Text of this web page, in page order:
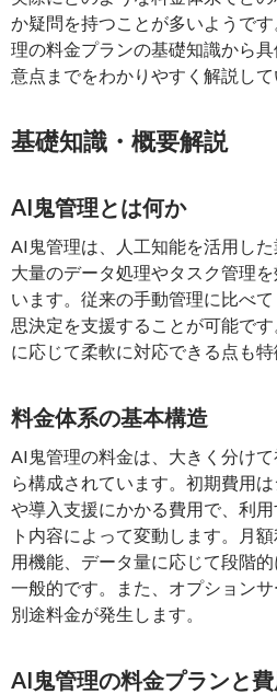
か疑問を持つことが多いようで
理の料金プランの基礎知識から
意点までをわかりやすく解説して
基礎知識・概要解説
AI鬼管理とは何か
AI鬼管理は、人工知能を活用し
大量のデータ処理やタスク管理
います。従来の手動管理に比べ
思決定を支援することが可能で
に応じて柔軟に対応できる点も特
料金体系の基本構造
AI鬼管理の料金は、大きく分け
ら構成されています。初期費用
や導入支援にかかる費用で、利
ト内容によって変動します。月
用機能、データ量に応じて段階
一般的です。また、オプション
別途料金が発生します。
AI鬼管理の料金プランと